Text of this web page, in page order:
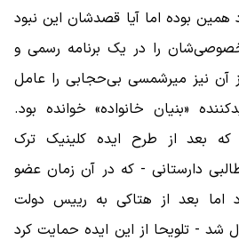
همین بوده اما آیا قصدشان این نبود
را در یک برنامه رسمی و
آن نیز میرشمسی بی‌حجابی را عامل
«بنیان خانواده» خوانده بود.
بعد از طرح ایده کلینیک ترک
دارستانی - که در آن زمان عضو
اما بعد از هتاکی به رییس دولت
شد - تلویحا از این ایده حمایت کرد